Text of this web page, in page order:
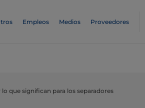
Empleos Medios Proveedores
que significan para los separadores